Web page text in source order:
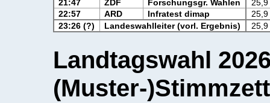
21:47
ZDF Forschungsgr. Wahlen
25,9
22:57
ARD Infratest dimap
25,9
23:26 (?)
Landeswahlleiter (vorl. Ergebnis) 25,9
Landtagswahl
(Muster-